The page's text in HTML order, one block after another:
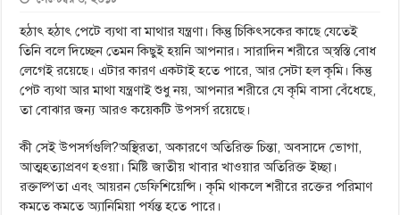
হঠাৎ হঠাৎ পেটে ব্যথা বা মাথার যন্ত্রণা। কিন্তু চিকিৎসকের কাছে যেতেই
তিনি বলে দিচ্ছেন তেমন কিছুই হয়নি আপনার। সারাদিন শরীরে অ্স্বস্তি বোধ
লেগেই রয়েছে। এটার কারণ একটাই হতে পারে, আর সেটা হল কৃমি। কিন্তু
পেট ব্যথা আর মাথা যন্ত্রণাই শুধু নয়, আপনার শরীরে যে কৃমি বাসা বেঁধেছে,
তা বোঝার জন্য আরও কয়েকটি উপসর্গ রয়েছে।
কী সেই উপসর্গগুলি?অস্থিরতা, অকারণে অতিরিক্ত চিন্তা, অবসাদে ভোগা,
আত্মহত্যাপ্রবণ হওয়া। মিষ্টি জাতীয় খাবার খাওয়ার অতিরিক্ত ইচ্ছা।
রক্তাল্পতা এবং আয়রন ডেফিশিয়েন্সি। কৃমি থাকলে শরীরে রক্তের পরিমাণ
কমতে কমতে অ্যানিমিয়া পর্যন্ত হতে পারে।